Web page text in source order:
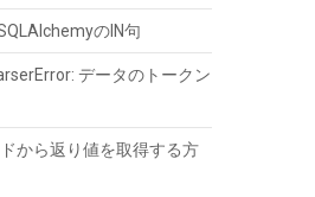
SSD ケース 5Gbps
高速ハードディスク
9.5mm以下まで対応/
応/TRIM&S.M.A.R.T.機
ーで状態が一目/工具不
Windows//Linux
のIN句
データのトークン
から返り値を取得する方